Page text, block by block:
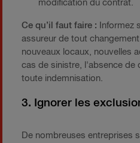
modification du contrat.
Ce qu’il faut faire : Informez
assureur de tout changement
nouveaux locaux, nouvelles
cas de sinistre, l'absence de
toute indemnisation.
3. Ignorer les
De nombreuses entreprises